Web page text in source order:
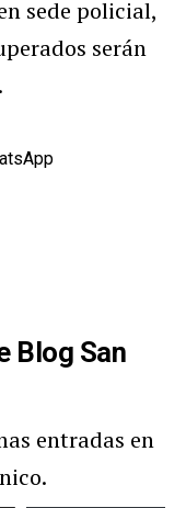
sede policial,
serán
Blog San
entradas en